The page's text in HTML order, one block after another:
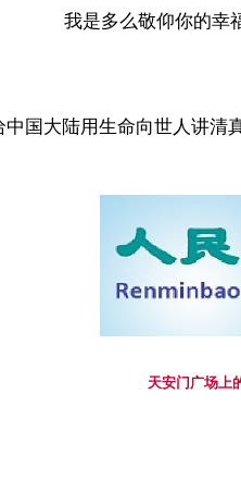
我是多么敬仰你的幸
国大陆用生命向世人讲清
天安门广场上